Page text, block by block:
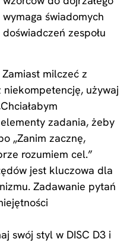
świadomych
zespołu
Zamiast milczeć z
używaj
zadania, żeby
„Zanim zacznę,
rozumiem cel.”
jest kluczowa dla
Zadawanie pytań
swój styl w DISC D3 i